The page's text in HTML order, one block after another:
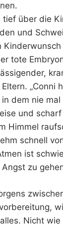
tief über die
und
tote
„Conni
dem nie
und
Himmel
schnell
ist
zu
Nicht